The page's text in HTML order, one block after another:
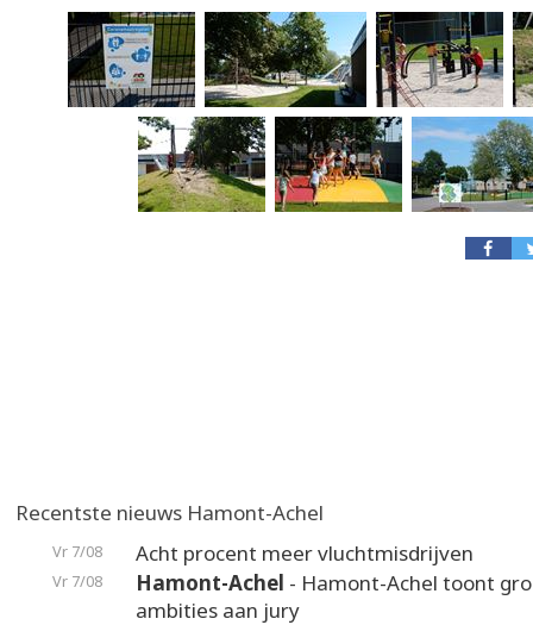
Recentste nieuws Hamont-Achel
Vr 7/08 Acht procent meer vluchtmisdrijven
Vr 7/08 Hamont-Achel - Hamont-Achel toont
ambities aan jury